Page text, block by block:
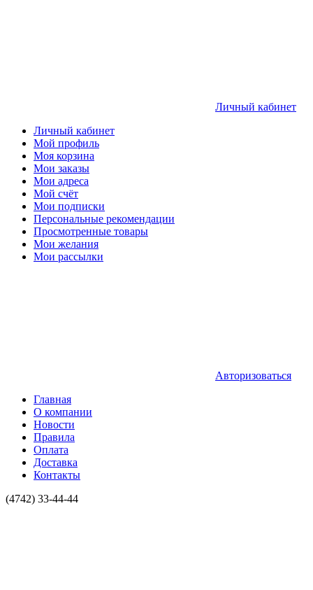
Личный кабинет
Личный кабинет
Мой профиль
Моя корзина
Мои заказы
Мои адреса
Мой счёт
Мои подписки
Персональные рекомендации
Просмотренные товары
Мои желания
Мои рассылки
Авторизоваться
Главная
О компании
Новости
Правила
Оплата
Доставка
Контакты
(4742) 33-44-44